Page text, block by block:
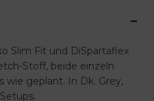
Slim Fit und DiSpartaflex
Stoff, beide einzeln
wie geplant. In Dk. Grey,